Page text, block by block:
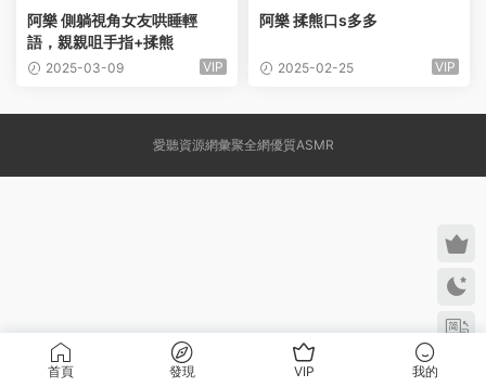
阿樂 側躺視角女友哄睡輕
語，親親咀手指+揉熊
2025-03-09 VIP
阿樂 揉熊口s多多
2025-02-25 VIP
愛聽資源網彙聚全網優質ASMR
首頁 發現 VIP 我的